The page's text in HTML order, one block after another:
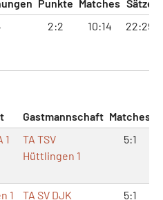
Punkte Matches Sätze
2:2 10:14 22:29
Gastmannschaft Matches
1
TA TSV
Hüttlingen 1
5:1
1
TA SV DJK
5:1